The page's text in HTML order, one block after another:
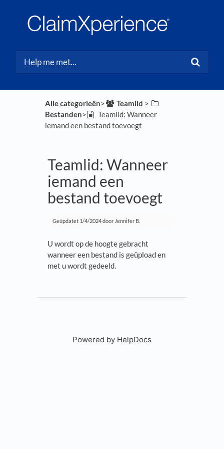
Alle categorieën​>​ ​Teamlid ​ > ​
Bestanden​>​
Teamlid: Wanneer
iemand een bestand toevoegt
Teamlid: Wanneer
iemand een
bestand toevoegt
Geüpdatet 1/4/2024door Jennifer B.
U wordt op de hoogte gebracht
wanneer een bestand is geüpload en
met u wordt gedeeld.
Powered by HelpDocs